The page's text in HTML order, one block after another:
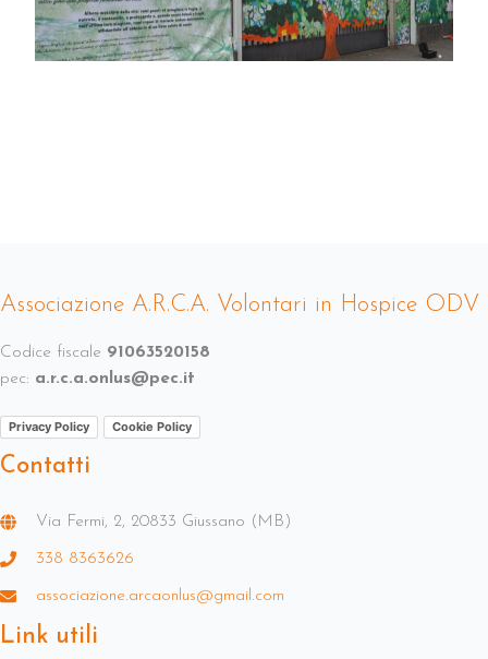
Associazione A.R.C.A. Volontari in Hospice ODV
Codice fiscale 91063520158
pec: a.r.c.a.onlus@pec.it
Privacy Policy Cookie Policy
Contatti
Via Fermi, 2, 20833 Giussano (MB)
338 8363626
associazione.arcaonlus@gmail.com
Link utili